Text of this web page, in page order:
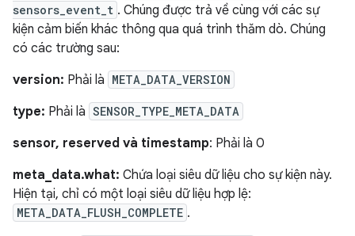
sensors_event_t . Chúng được trả về cùng với các sự
kiện cảm biến khác thông qua quá trình thăm dò. Chúng
có các trường sau:
version: Phải là META_DATA_VERSION
type: Phải là SENSOR_TYPE_META_DATA
sensor, reserved và timestamp: Phải là 0
meta_data.what: Chứa loại siêu dữ liệu cho sự kiện này.
Hiện tại, chỉ có một loại siêu dữ liệu hợp lệ:
META_DATA_FLUSH_COMPLETE .